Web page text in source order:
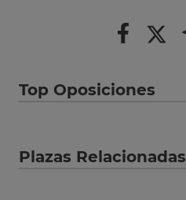
Top Oposiciones
Plazas Relacionadas